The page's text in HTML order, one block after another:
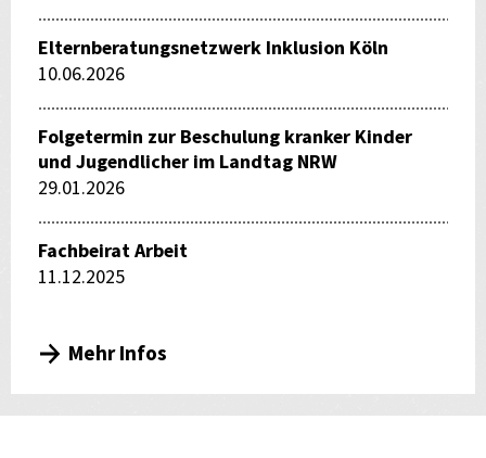
Elternberatungsnetzwerk Inklusion Köln
10.06.2026
Folgetermin zur Beschulung kranker Kinder
und Jugendlicher im Landtag NRW
29.01.2026
Fachbeirat Arbeit
11.12.2025
Mehr Infos